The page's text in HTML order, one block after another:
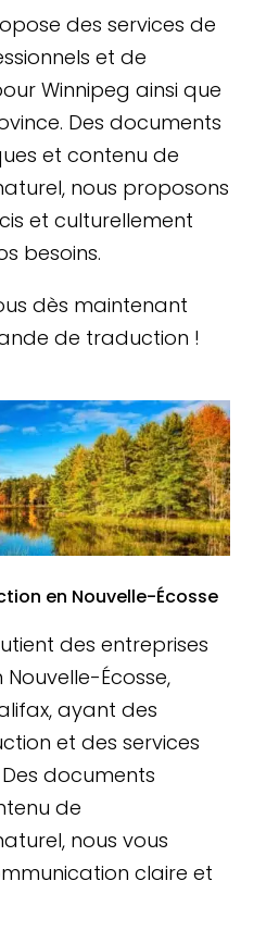
des services de
et de
Winnipeg ainsi que
Des documents
et contenu de
nous proposons
et culturellement
besoins.
dès maintenant
de traduction !
en Nouvelle-Écosse
des entreprises
Écosse,
ayant des
et des services
documents
de
nous vous
claire et